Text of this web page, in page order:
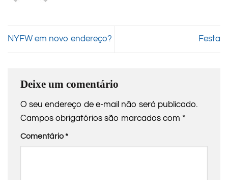
NYFW em novo endereço? Festa
Deixe um comentário
O seu endereço de e-mail não será publicado.
Campos obrigatórios são marcados com *
Comentário*